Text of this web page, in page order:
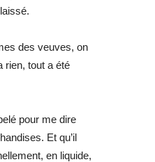
des veuves, on
rien, tout a été
pour me dire
Et qu’il
en liquide,